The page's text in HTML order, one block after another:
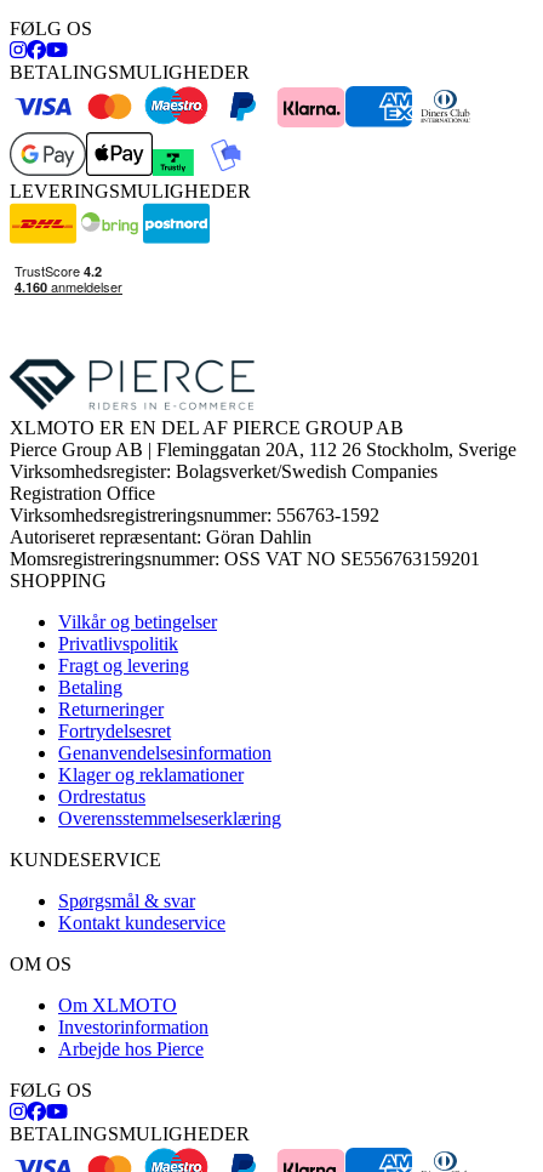
FØLG OS
BETALINGSMULIGHEDER
LEVERINGSMULIGHEDER
XLMOTO ER EN DEL AF PIERCE GROUP AB
Pierce Group AB | Fleminggatan 20A, 112 26 Stockholm, Sverige
Virksomhedsregister: Bolagsverket/Swedish Companies
Registration Office
Virksomhedsregistreringsnummer: 556763-1592
Autoriseret repræsentant: Göran Dahlin
Momsregistreringsnummer: OSS VAT NO SE556763159201
SHOPPING
Vilkår og betingelser
Privatlivspolitik
Fragt og levering
Betaling
Returneringer
Fortrydelsesret
Genanvendelsesinformation
Klager og reklamationer
Ordrestatus
Overensstemmelseserklæring
KUNDESERVICE
Spørgsmål & svar
Kontakt kundeservice
OM OS
Om XLMOTO
Investorinformation
Arbejde hos Pierce
FØLG OS
BETALINGSMULIGHEDER